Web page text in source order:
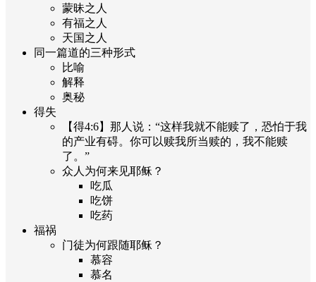
蒙昧之人
有福之人
天国之人
同一篇道的三种形式
比喻
解释
奥秘
得失
【得4:6】那人说：“这样我就不能赎了，恐怕于我
的产业有碍。你可以赎我所当赎的，我不能赎
了。”
众人为何来见耶稣？
吃瓜
吃饼
吃药
福祸
门徒为何跟随耶稣？
慕容
慕名